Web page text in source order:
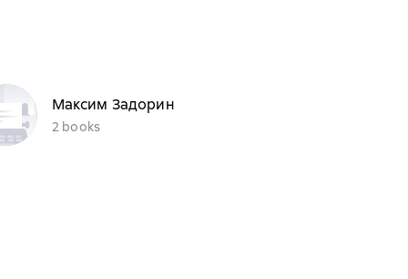
Максим Задорин
2 books